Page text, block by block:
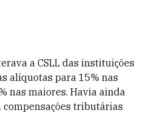
a CSLL das instituições
alíquotas para 15% nas
nas maiores. Havia ainda
tributárias